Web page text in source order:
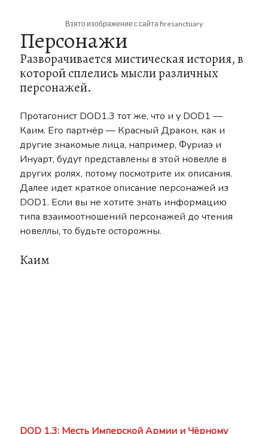
Взято изображение с сайта firesanctuary
Персонажи
Разворачивается мистическая история, в
которой сплелись мысли различных
персонажей.
Протагонист DOD1.3 тот же, что и у DOD1 —
Каим. Его партнёр — Красный Дракон, как и
другие знакомые лица, например, Фуриаэ и
Инуарт, будут представлены в этой новелле в
других ролях, потому посмотрите их описания.
Далее идет краткое описание персонажей из
DOD1. Если вы не хотите знать информацию
типа взаимоотношений персонажей до чтения
новеллы, то будьте осторожны.
Каим
DOD 1.3: Месть Имперской Армии и Чёрному